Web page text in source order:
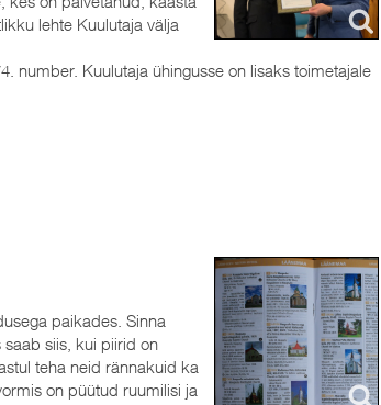
lehte Kuulutaja välja
number. Kuulutaja ühingusse on lisaks toimetajale
paikades. Sinna
siis, kui piirid on
teha neid rännakuid ka
on püütud ruumilisi ja